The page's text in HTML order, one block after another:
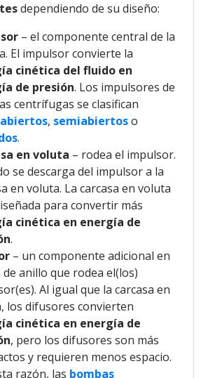
dependiendo de su diseño:
– el componente central de la
El impulsor convierte la
cinética del fluido en
de presión. Los impulsores de
centrífugas se clasifican
abiertos, semiabiertoso
.
en voluta – rodea el impulsor.
se descarga del impulsor a la
en voluta. La carcasa en voluta
para convertir más
cinética en energía de
.
– un componente adicional en
anillo que rodea el(los)
Al igual que la carcasa en
los difusores convierten
cinética en energía de
, pero los difusores son más
y requieren menos espacio.
razón, las bombas